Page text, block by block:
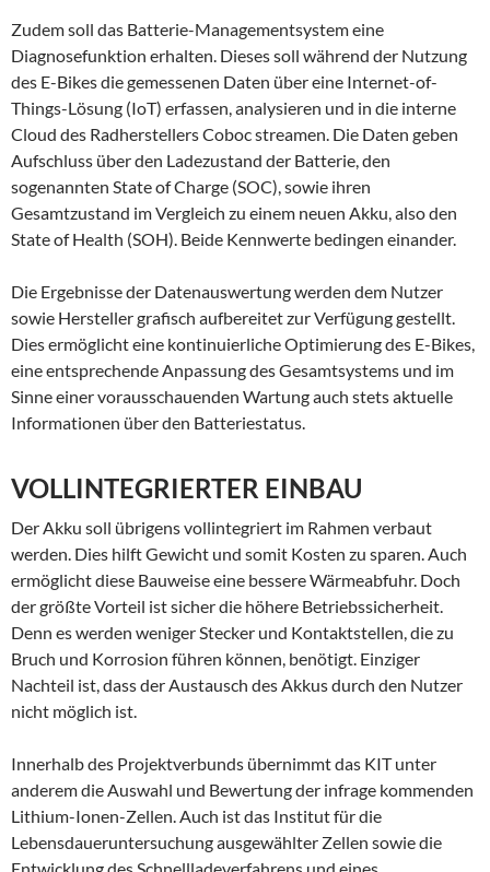
Zudem soll das Batterie-Managementsystem eine
Diagnosefunktion erhalten. Dieses soll während der Nutzung
des E-Bikes die gemessenen Daten über eine Internet-of-
Things-Lösung (IoT) erfassen, analysieren und in die interne
Cloud des Radherstellers Coboc streamen. Die Daten geben
Aufschluss über den Ladezustand der Batterie, den
sogenannten State of Charge (SOC), sowie ihren
Gesamtzustand im Vergleich zu einem neuen Akku, also den
State of Health (SOH). Beide Kennwerte bedingen einander.
Die Ergebnisse der Datenauswertung werden dem Nutzer
sowie Hersteller grafisch aufbereitet zur Verfügung gestellt.
Dies ermöglicht eine kontinuierliche Optimierung des E-Bikes,
eine entsprechende Anpassung des Gesamtsystems und im
Sinne einer vorausschauenden Wartung auch stets aktuelle
Informationen über den Batteriestatus.
VOLLINTEGRIERTER EINBAU
Der Akku soll übrigens vollintegriert im Rahmen verbaut
werden. Dies hilft Gewicht und somit Kosten zu sparen. Auch
ermöglicht diese Bauweise eine bessere Wärmeabfuhr. Doch
der größte Vorteil ist sicher die höhere Betriebssicherheit.
Denn es werden weniger Stecker und Kontaktstellen, die zu
Bruch und Korrosion führen können, benötigt. Einziger
Nachteil ist, dass der Austausch des Akkus durch den Nutzer
nicht möglich ist.
Innerhalb des Projektverbunds übernimmt das KIT unter
anderem die Auswahl und Bewertung der infrage kommenden
Lithium-Ionen-Zellen. Auch ist das Institut für die
Lebensdaueruntersuchung ausgewählter Zellen sowie die